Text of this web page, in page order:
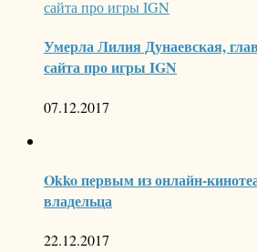
Умерла Лилия Дунаевская,
сайта про игры IGN
07.12.2017
Okko первым из онлайн-
владельца
22.12.2017